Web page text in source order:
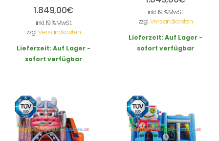
1.849,00€
inkl. 19 % MwSt.
zzgl.Versandkosten
Lieferzeit: Auf Lager -
sofort verfügbar
inkl. 19 % MwSt.
zzgl.Versandkosten
Lieferzeit: Auf Lager -
sofort verfügbar